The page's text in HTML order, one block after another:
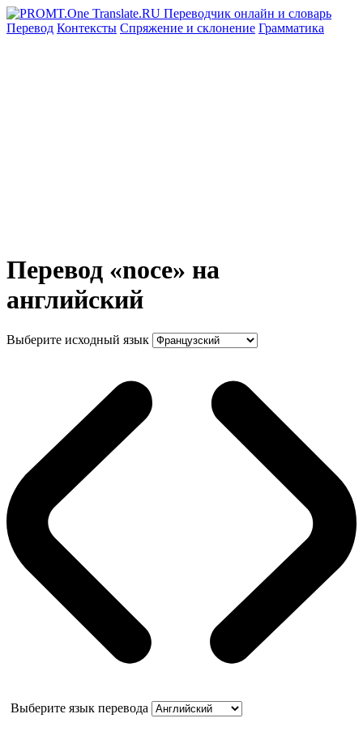
Перевод Контексты Спряжение и склонение Грамматика
Перевод «noce» на
английский
Выберите исходный язык
Выберите язык перевода